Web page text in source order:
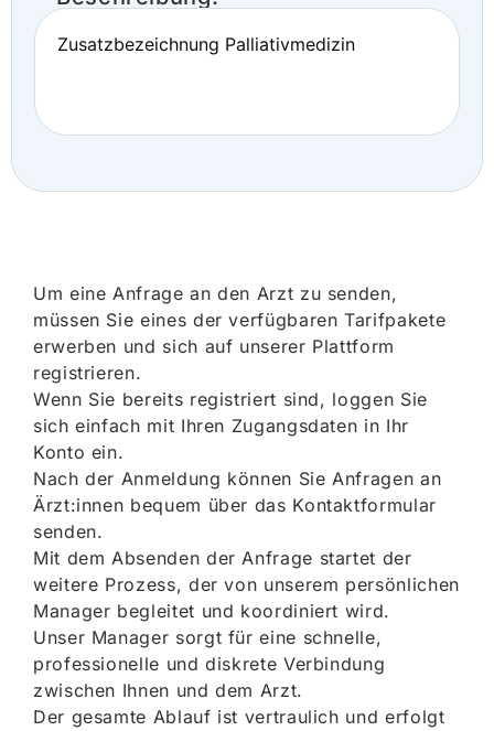
Zusatzbezeichnung Palliativmedizin
Um eine Anfrage an den Arzt zu senden,
müssen Sie eines der verfügbaren Tarifpakete
erwerben und sich auf unserer Plattform
registrieren.
Wenn Sie bereits registriert sind, loggen Sie
sich einfach mit Ihren Zugangsdaten in Ihr
Konto ein.
Nach der Anmeldung können Sie Anfragen an
Ärzt:innen bequem über das Kontaktformular
senden.
Mit dem Absenden der Anfrage startet der
weitere Prozess, der von unserem persönlichen
Manager begleitet und koordiniert wird.
Unser Manager sorgt für eine schnelle,
professionelle und diskrete Verbindung
zwischen Ihnen und dem Arzt.
Der gesamte Ablauf ist vertraulich und erfolgt